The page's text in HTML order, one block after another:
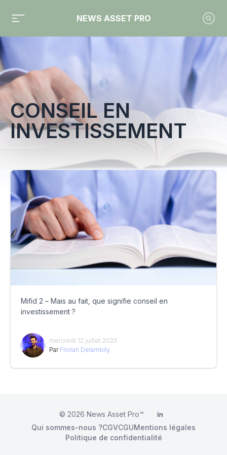
NEWS ASSET PRO
Toute l'actualité sur le tag "conseil en investissement"
CONSEIL EN
INVESTISSEMENT
Mifid 2 – Mais au fait, que signifie conseil en
investissement ?
mercredi 12 juillet 2023
Par Florian Delambily
© 2026 News Asset Pro™ LinkedIn
Qui sommes-nous ?CGVCGUMentions légales
Politique de confidentialité